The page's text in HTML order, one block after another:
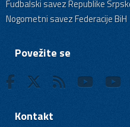
Fudbalski savez Republike
Nogometni savez Federacije BiH
Povežite se
Kontakt